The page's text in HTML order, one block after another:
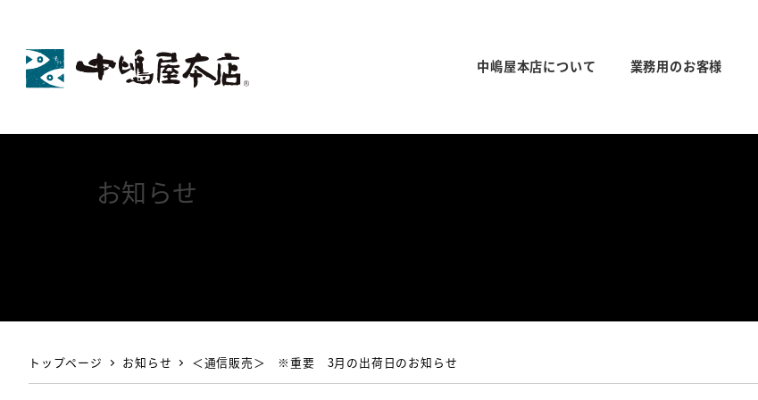
中嶋屋本店について 業務用のお客様
トップページ お知らせ ＜通信販売＞ ※重要 3月の出荷日のお知らせ
お知らせ